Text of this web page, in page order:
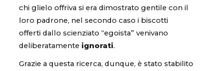
chi glielo offriva si era dimostrato gentile con il
loro padrone, nel secondo caso i biscotti
offerti dallo scienziato “egoista” venivano
deliberatamente ignorati.
Grazie a questa ricerca, dunque, è stato stabilito